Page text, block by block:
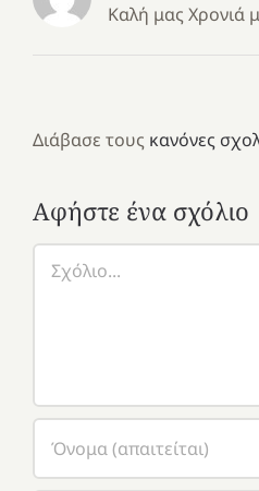
Καλή μας Χρονιά
Διάβασε τους κανόνες
Αφήστε ένα σχόλιο